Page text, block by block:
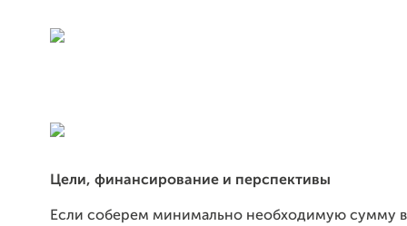
Цели, финансирование и перспективы
Если соберем минимально необходимую сумму